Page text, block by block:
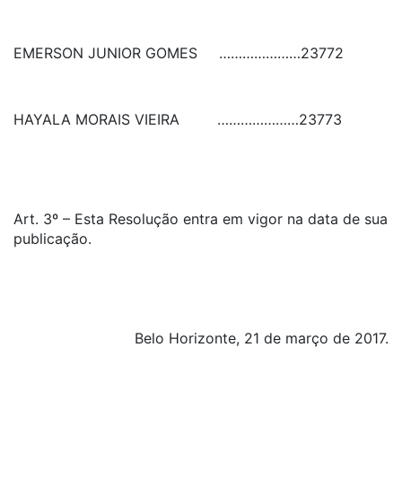
EMERSON JUNIOR GOMES …………………23772
HAYALA MORAIS VIEIRA …………………23773
Art. 3º – Esta Resolução entra em vigor na data de sua
publicação.
Belo Horizonte, 21 de março de 2017.